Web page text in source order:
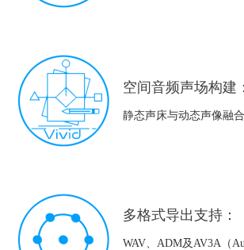
空间音频声场构建：
静态声床与动态声像融
多格式导出支持：
WAV、ADM及AV3A（